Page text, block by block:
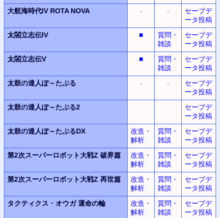
大航海時代IV ROTA NOVA - -
セーブデ
ータ投稿
太閤立志伝IV
■
質問・
雑談
セーブデ
ータ投稿
太閤立志伝V
■
質問・
雑談
セーブデ
ータ投稿
太鼓の達人ぽ～たぶる
- -
セーブデ
ータ投稿
太鼓の達人ぽ～たぶる2
セーブデ
ータ投稿
太鼓の達人ぽ～たぶるDX
改造・
解析
質問・
雑談
セーブデ
ータ投稿
第2次スーパーロボット大戦Z 破界篇
改造・
解析
質問・
雑談
セーブデ
ータ投稿
第2次スーパーロボット大戦Z 再世篇
改造・
解析
質問・
雑談
セーブデ
ータ投稿
タクティクス・オウガ運命の輪
改造・
解析
質問・
雑談
セーブデ
ータ投稿